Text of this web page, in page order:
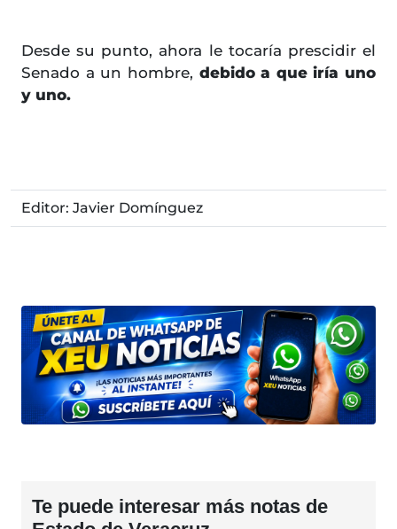
Desde su punto, ahora le tocaría prescidir el
Senado a un hombre, debido a que iría uno
y uno.
Editor: Javier Domínguez
Te puede interesar más notas de